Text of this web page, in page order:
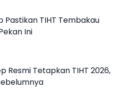
Pastikan TIHT Tembakau
Ini
Resmi Tetapkan TIHT 2026,